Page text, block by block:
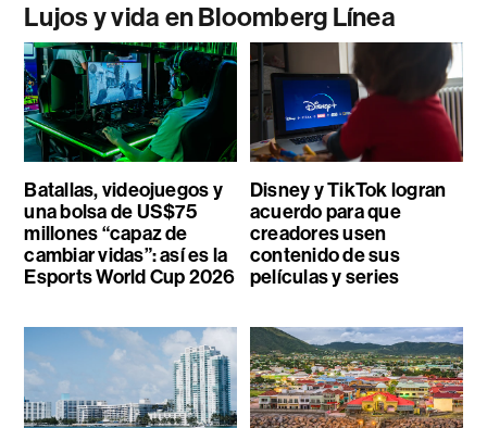
Lujos y vida en Bloomberg Línea
Batallas, videojuegos y
una bolsa de US$75
millones “capaz de
cambiar vidas”: así es la
Esports World Cup 2026
Disney y TikTok logran
acuerdo para que
creadores usen
contenido de sus
películas y series